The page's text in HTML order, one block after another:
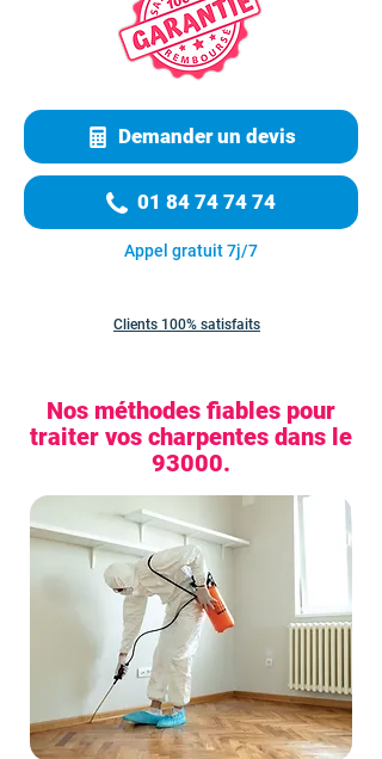
Demander un devis
01 84 74 74 74
Appel gratuit 7j/7
Clients 100% satisfaits
Nos méthodes fiables pour
traiter vos charpentes dans le
93000.